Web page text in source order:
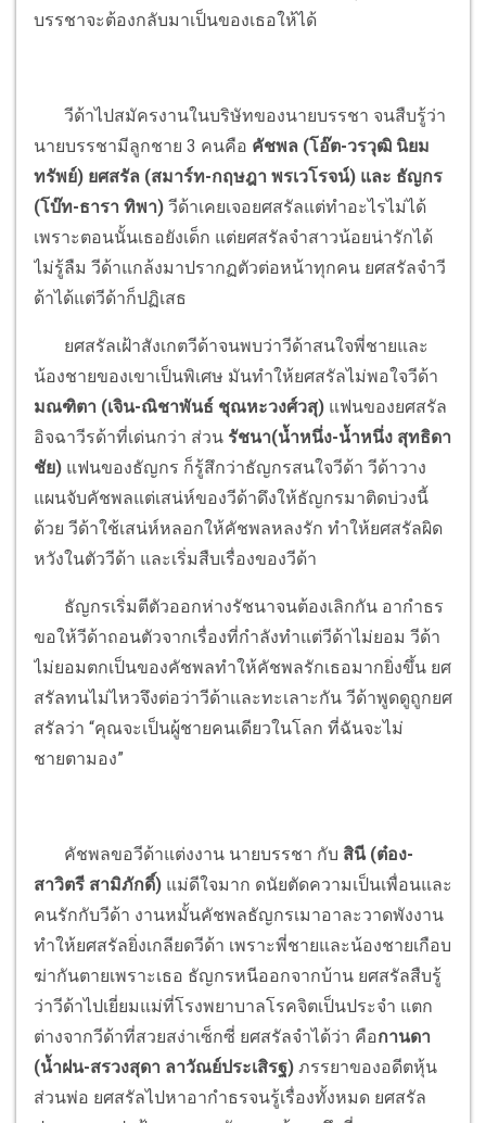
บรรชาจะต้องกลับมาเป็นของเธอให้ได้
วีด้าไปสมัครงานในบริษัทของนายบรรชา จนสืบรู้ว่า
นายบรรชามีลูกชาย 3 คนคือ คัชพล (โอ๊ต-วรวุฒิ นิยม
ทรัพย์) ยศสรัล (สมาร์ท-กฤษฎา พรเวโรจน์) และ ธัญกร
(โบ๊ท-ธารา ทิพา) วีด้าเคยเจอยศสรัลแต่ทำอะไรไม่ได้
เพราะตอนนั้นเธอยังเด็ก แต่ยศสรัลจำสาวน้อยน่ารักได้
ไม่รู้ลืม วีด้าแกล้งมาปรากฏตัวต่อหน้าทุกคน ยศสรัลจำวี
ด้าได้แต่วีด้าก็ปฏิเสธ
ยศสรัลเฝ้าสังเกตวีด้าจนพบว่าวีด้าสนใจพี่ชายและ
น้องชายของเขาเป็นพิเศษ มันทำให้ยศสรัลไม่พอใจวีด้า
มณฑิตา (เจิน-ณิชาพันธ์ ชุณหะวงศ์วสุ) แฟนของยศสรัล
อิจฉาวีรด้าที่เด่นกว่า ส่วน รัชนา(น้ำหนึ่ง-น้ำหนึ่ง สุทธิดา
ชัย) แฟนของธัญกร ก็รู้สึกว่าธัญกรสนใจวีด้า วีด้าวาง
แผนจับคัชพลแต่เสน่ห์ของวีด้าดึงให้ธัญกรมาติดบ่วงนี้
ด้วย วีด้าใช้เสน่ห์หลอกให้คัชพลหลงรัก ทำให้ยศสรัลผิด
หวังในตัววีด้า และเริ่มสืบเรื่องของวีด้า
ธัญกรเริ่มตีตัวออกห่างรัชนาจนต้องเลิกกัน อากำธร
ขอให้วีด้าถอนตัวจากเรื่องที่กำลังทำแต่วีด้าไม่ยอม วีด้า
ไม่ยอมตกเป็นของคัชพลทำให้คัชพลรักเธอมากยิ่งขึ้น ยศ
สรัลทนไม่ไหวจึงต่อว่าวีด้าและทะเลาะกัน วีด้าพูดดูถูกยศ
สรัลว่า “คุณจะเป็นผู้ชายคนเดียวในโลก ที่ฉันจะไม่
ชายตามอง”
คัชพลขอวีด้าแต่งงาน นายบรรชา กับ สินี (ต๋อง-
สาวิตรี สามิภักดิ์) แม่ดีใจมาก ดนัยตัดความเป็นเพื่อนและ
คนรักกับวีด้า งานหมั้นคัชพลธัญกรเมาอาละวาดพังงาน
ทำให้ยศสรัลยิ่งเกลียดวีด้า เพราะพี่ชายและน้องชายเกือบ
ฆ่ากันตายเพราะเธอ ธัญกรหนีออกจากบ้าน ยศสรัลสืบรู้
ว่าวีด้าไปเยี่ยมแม่ที่โรงพยาบาลโรคจิตเป็นประจำ แตก
ต่างจากวีด้าที่สวยสง่าเซ็กซี่ ยศสรัลจำได้ว่า คือกานดา
(น้ำฝน-สรวงสุดา ลาวัณย์ประเสิรฐ) ภรรยาของอดีตหุ้น
ส่วนพ่อ ยศสรัลไปหาอากำธรจนรู้เรื่องทั้งหมด ยศสรัล